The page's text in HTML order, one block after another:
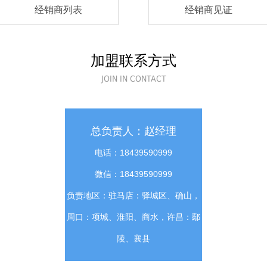
经销商列表 经销商见证
加盟联系方式
JOIN IN CONTACT
总负责人：赵经理
电话：18439590999
微信：18439590999
负责地区：驻马店：驿城区、确山，
周口：项城、淮阳、商水，许昌：鄢
陵、襄县